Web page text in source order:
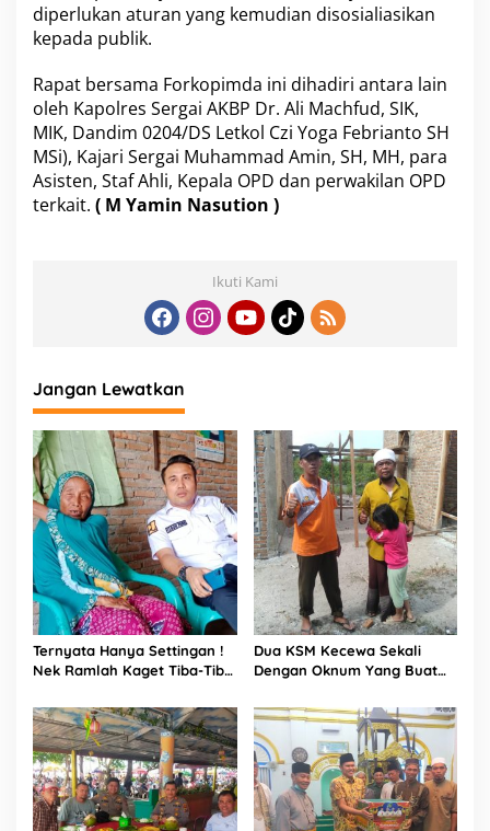
diperlukan aturan yang kemudian disosialiasikan
kepada publik.
Rapat bersama Forkopimda ini dihadiri antara lain
oleh Kapolres Sergai AKBP Dr. Ali Machfud, SIK,
MIK, Dandim 0204/DS Letkol Czi Yoga Febrianto SH
MSi), Kajari Sergai Muhammad Amin, SH, MH, para
Asisten, Staf Ahli, Kepala OPD dan perwakilan OPD
terkait. ( M Yamin Nasution )
Ikuti Kami
Jangan Lewatkan
Ternyata Hanya Settingan !
Nek Ramlah Kaget Tiba-Tiba
Dua KSM Kecewa Sekali
Dengan Oknum Yang Buat